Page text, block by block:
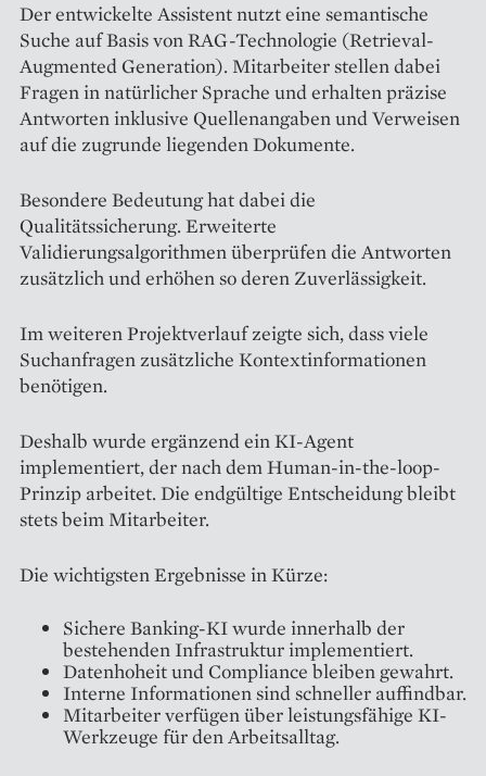
Der entwickelte Assistent nutzt eine semantische
Suche auf Basis von RAG-Technologie (Retrieval-
Augmented Generation). Mitarbeiter stellen dabei
Fragen in natürlicher Sprache und erhalten präzise
Antworten inklusive Quellenangaben und Verweisen
auf die zugrunde liegenden Dokumente.
Besondere Bedeutung hat dabei die
Qualitätssicherung. Erweiterte
Validierungsalgorithmen überprüfen die Antworten
zusätzlich und erhöhen so deren Zuverlässigkeit.
Im weiteren Projektverlauf zeigte sich, dass viele
Suchanfragen zusätzliche Kontextinformationen
benötigen.
Deshalb wurde ergänzend ein KI-Agent
implementiert, der nach dem Human-in-the-loop-
Prinzip arbeitet. Die endgültige Entscheidung bleibt
stets beim Mitarbeiter.
Die wichtigsten Ergebnisse in Kürze:
Sichere Banking-KI wurde innerhalb der
bestehenden Infrastruktur implementiert.
Datenhoheit und Compliance bleiben gewahrt.
Interne Informationen sind schneller auffindbar.
Mitarbeiter verfügen über leistungsfähige KI-
Werkzeuge für den Arbeitsalltag.